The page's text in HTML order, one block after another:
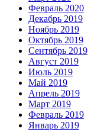
Февраль 2020
Декабрь 2019
Ноябрь 2019
Октябрь 2019
Сентябрь 2019
Август 2019
Июль 2019
Май 2019
Апрель 2019
Март 2019
Февраль 2019
Январь 2019